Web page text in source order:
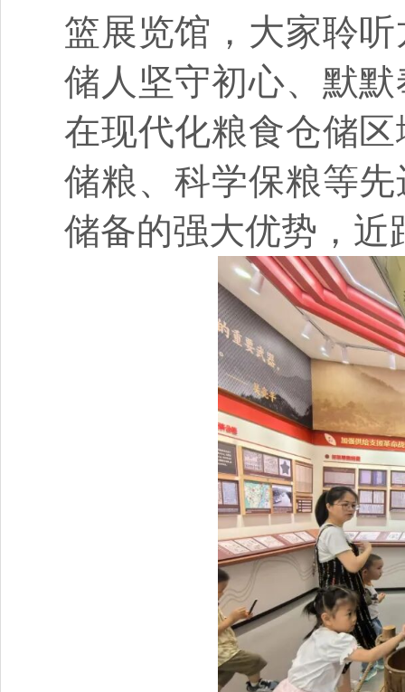
篮展览馆，大家聆
储人坚守初心、默
在现代化粮食仓储
储粮、科学保粮等
储备的强大优势，近